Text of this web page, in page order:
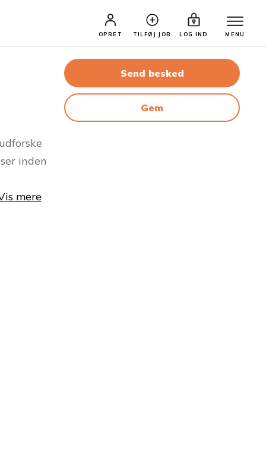
OPRET TILFØJ JOB LOG IND MENU
inden
mere
Send besked
Gem